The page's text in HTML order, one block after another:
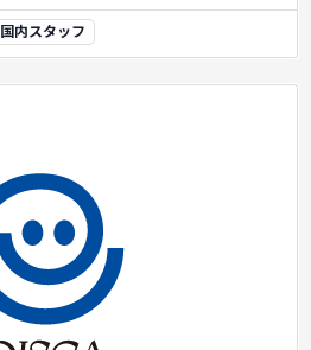
国内スタッフ